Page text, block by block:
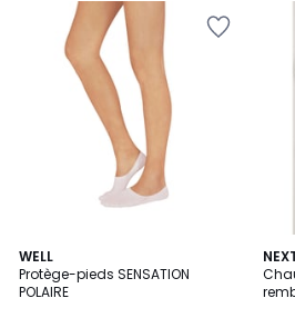
WELL
Protège-pieds SENSATION
POLAIRE
2
Couleurs